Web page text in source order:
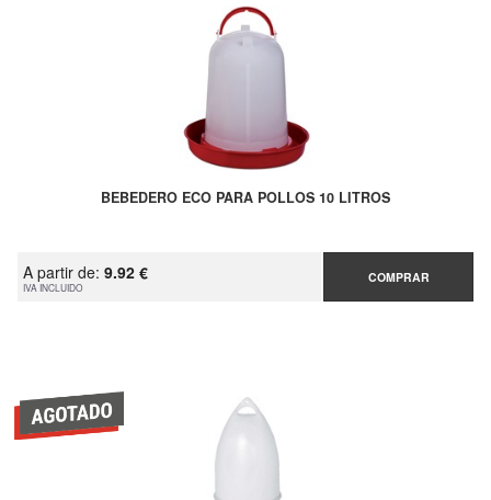
BEBEDERO ECO PARA POLLOS 10 LITROS
A partir de: 9.92 €
IVA INCLUIDO
COMPRAR